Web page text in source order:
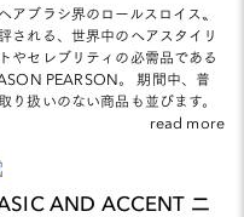
ヘアブラシ界のロールスロイス〟
される、世界中のヘアスタイリ
やセレブリティの必需品である
PEARSON。 期間中、普
り扱いのない商品も並びます。
read more
AND ACCENT 二